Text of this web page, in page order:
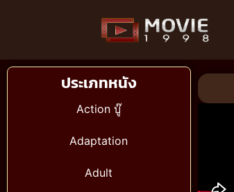
ประเภทหนัง
Action บู๊
Adaptation
Adult